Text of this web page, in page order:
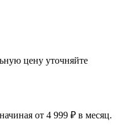
цену уточняйте
начиная от 4 999 ₽ в месяц.